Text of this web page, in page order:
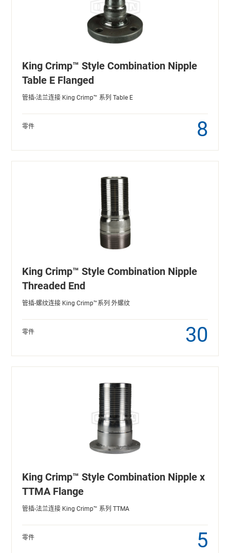
King Crimp™ Style Combination Nipple
Table E Flanged
管插-法兰连接 King Crimp™ 系列 Table E
零件 8
King Crimp™ Style Combination Nipple
Threaded End
管插-螺纹连接 King Crimp™系列 外螺纹
零件 30
King Crimp™ Style Combination Nipple x
TTMA Flange
管插-法兰连接 King Crimp™ 系列 TTMA
零件 5